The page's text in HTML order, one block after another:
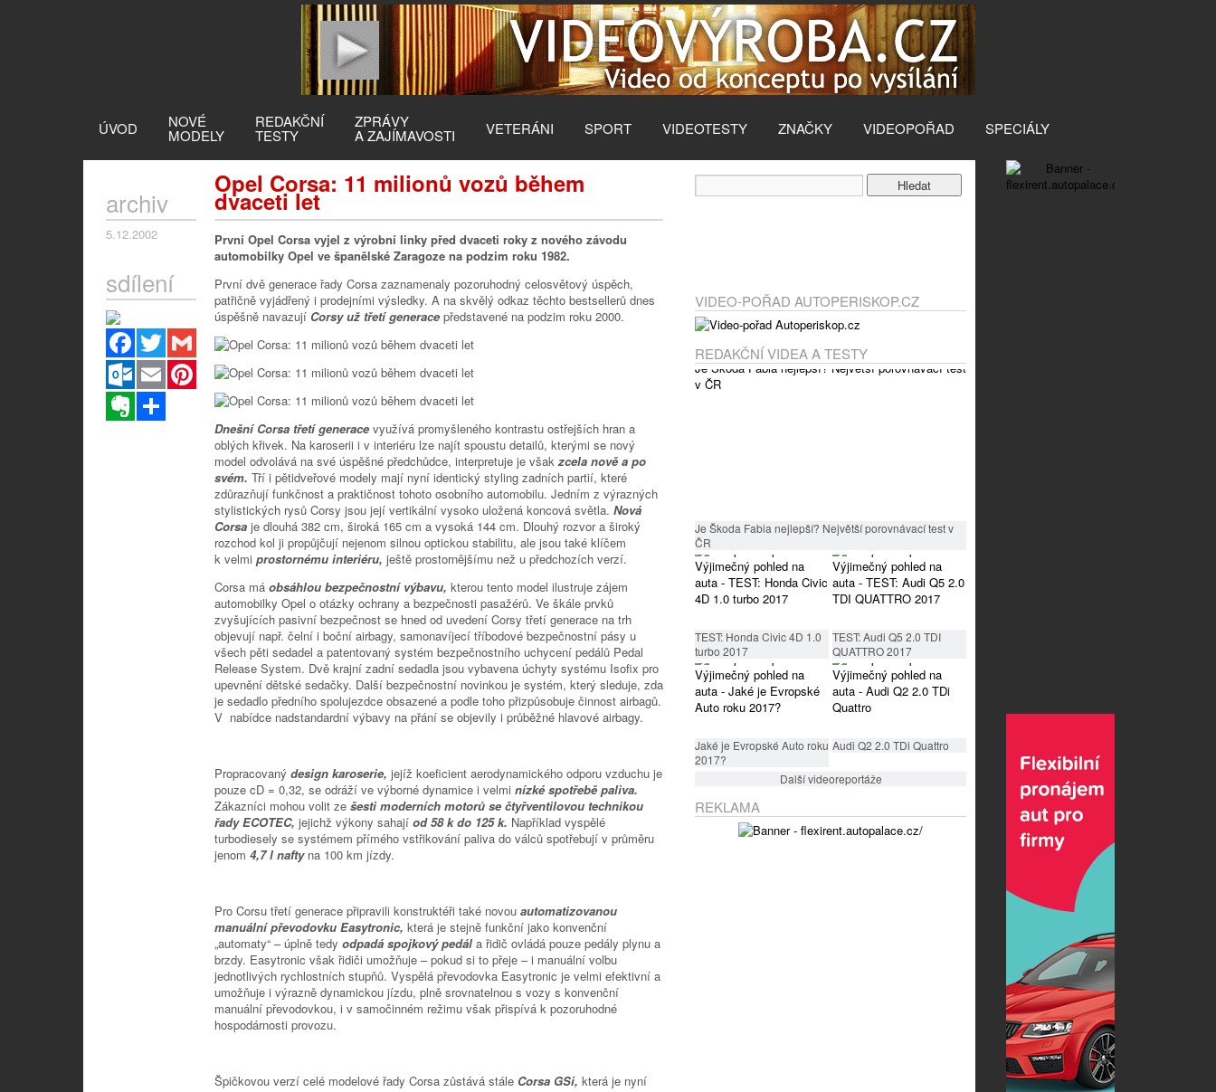
ÚVOD NOVÉ
MODELY
REDAKČNÍ
TESTY
ZPRÁVY
A ZAJÍMAVOSTI VETERÁNI SPORT VIDEOTESTY ZNAČKY VIDEOPOŘAD SPECIÁLY
Opel Corsa: 11 milionů vozů během
dvaceti let
archiv
5.12.2002
sdílení
Facebook
Twitter
Gmail
Outlook.com
Email
Pinterest
Evernote
První Opel Corsa vyjel z výrobní linky před dvaceti roky z nového závodu
automobilky Opel ve španělské Zaragoze na podzim roku 1982.
První dvě generace řady Corsa zaznamenaly pozoruhodný celosvětový úspěch,
patřičně vyjádřený i prodejními výsledky. A na skvělý odkaz těchto bestsellerů dnes
úspěšně navazují Corsy už třetí generace představené na podzim roku 2000.
Dnešní Corsa třetí generace využívá promyšleného kontrastu ostřejších hran a
oblých křivek. Na karoserii i v interiéru lze najít spoustu detailů, kterými se nový
model odvolává na své úspěšné předchůdce, interpretuje je všakzcela nově a po
svém. Tří i pětidveřové modely mají nyní identický styling zadních partií, které
zdůrazňují funkčnost a praktičnost tohoto osobního automobilu. Jedním z výrazných
stylistických rysů Corsy jsou její vertikální vysoko uložená koncová světla. Nová
Corsa je dlouhá 382 cm, široká 165 cm a vysoká 144 cm. Dlouhý rozvor a široký
rozchod kol ji propůjčují nejenom silnou optickou stabilitu, ale jsou také klíčem
k velmi prostornému interiéru, ještě prostornějšímu než u předchozích verzí.
Corsa má obsáhlou bezpečnostní výbavu, kterou tento model ilustruje zájem
automobilky Opel o otázky ochrany a bezpečnosti pasažérů. Ve škále prvků
zvyšujících pasivní bezpečnost se hned od uvedení Corsy třetí generace na trh
objevují např. čelní i boční airbagy, samonavíjecí tříbodové bezpečnostní pásy u
všech pěti sedadel a patentovaný systém bezpečnostního uchycení pedálů Pedal
Release System. Dvě krajní zadní sedadla jsou vybavena úchyty systému Isofix pro
upevnění dětské sedačky. Další bezpečnostní novinkou je systém, který sleduje, zda
je sedadlo předního spolujezdce obsazené a podle toho přizpůsobuje činnost airbagů.
V nabídce nadstandardní výbavy na přání se objevily i průběžné hlavové airbagy.
Propracovaný design karoserie, jejíž koeficient aerodynamického odporu vzduchu je
pouze cD = 0,32, se odráží ve výborné dynamice i velmi nízké spotřebě paliva.
Zákazníci mohou volit ze šesti moderních motorů se čtyřventilovou technikou
řady ECOTEC, jejichž výkony sahají od 58 k do 125 k. Například vyspělé
turbodiesely se systémem přímého vstřikování paliva do válců spotřebují v průměru
jenom 4,7 l nafty na 100 km jízdy.
Pro Corsu třetí generace připravili konstruktéři také novou automatizovanou
manuální převodovku Easytronic, která je stejně funkční jako konvenční
„automaty“ – úplně tedy odpadá spojkový pedál a řidič ovládá pouze pedály plynu a
brzdy. Easytronic však řidiči umožňuje – pokud si to přeje – i manuální volbu
jednotlivých rychlostních stupňů. Vyspělá převodovka Easytronic je velmi efektivní a
umožňuje i výrazně dynamickou jízdu, plně srovnatelnou s vozy s konvenční
manuální převodovkou, i v samočinném režimu však přispívá k pozoruhodné
hospodárnosti provozu.
Špičkovou verzí celé modelové řady Corsa zůstává stále Corsa GSi, která je nyní
VIDEO-POŘAD AUTOPERISKOP.CZ
REDAKČNÍ VIDEA A TESTY
Je Škoda Fabia nejlepší? Největší porovnávací test v
ČR
TEST: Honda Civic 4D 1.0
turbo 2017
TEST: Audi Q5 2.0 TDI
QUATTRO 2017
Jaké je Evropské Auto roku
2017?
Audi Q2 2.0 TDi Quattro
Další videoreportáže
REKLAMA